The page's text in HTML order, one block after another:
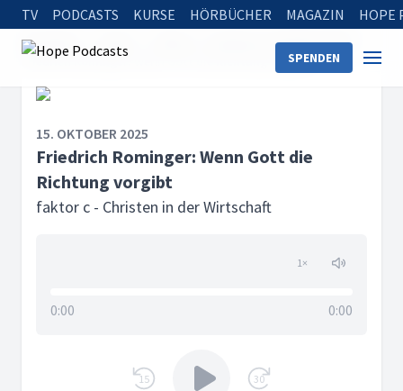
TV PODCASTS KURSE HÖRBÜCHER MAGAZIN HOPE
SPENDEN
Startseite
faktor c - Christen in der Wirtschaft
Friedrich Rominger: Wenn Gott die Richtung vorgibt
15. OKTOBER 2025
Friedrich Rominger: Wenn Gott die
Richtung vorgibt
faktor c - Christen in der Wirtschaft
1×
0:00 0:00
15 30